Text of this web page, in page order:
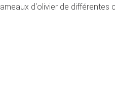
d'olivier de différentes